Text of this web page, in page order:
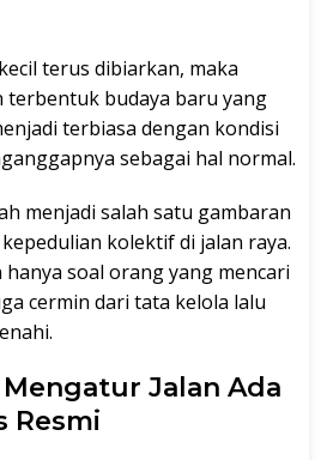
terus dibiarkan, maka
terbentuk budaya baru yang
terbiasa dengan kondisi
sebagai hal normal.
menjadi salah satu gambaran
kolektif di jalan raya.
soal orang yang mencari
cermin dari tata kelola lalu
Jalan Ada
Resmi